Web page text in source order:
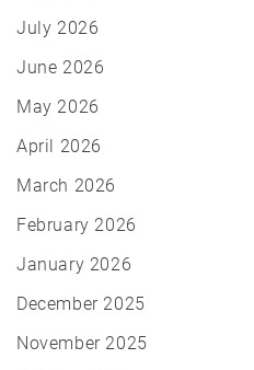
July 2026
June 2026
May 2026
April 2026
March 2026
February 2026
January 2026
December 2025
November 2025